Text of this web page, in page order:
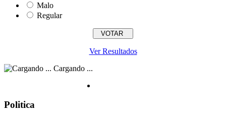
Malo
Regular
Ver Resultados
Cargando ...
Politica